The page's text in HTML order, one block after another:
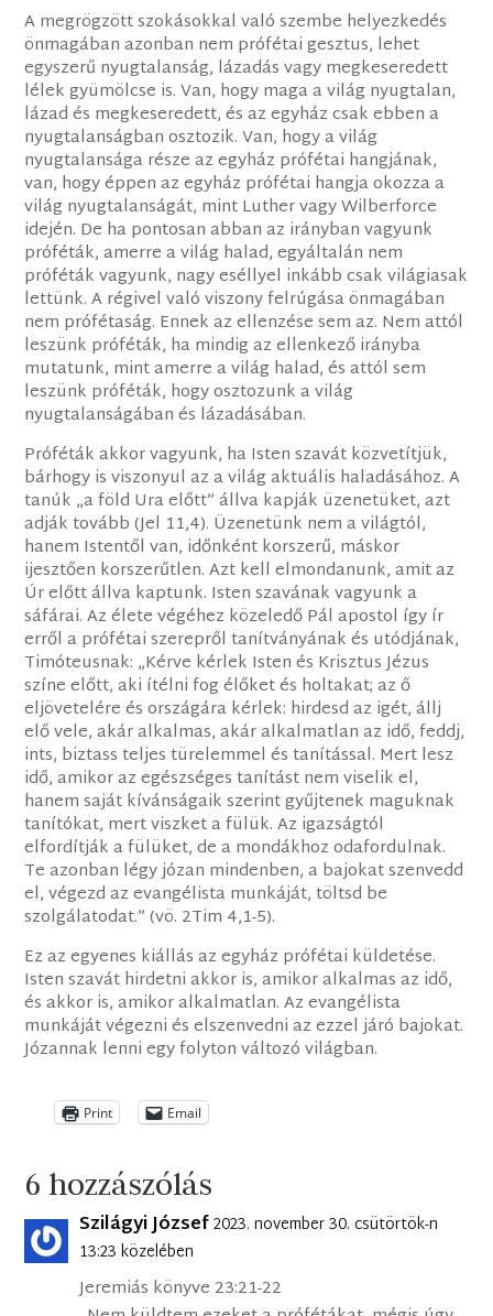
A megrögzött szokásokkal való szembe helyezkedés
önmagában azonban nem prófétai gesztus, lehet
egyszerű nyugtalanság, lázadás vagy megkeseredett
lélek gyümölcse is. Van, hogy maga a világ nyugtalan,
lázad és megkeseredett, és az egyház csak ebben a
nyugtalanságban osztozik. Van, hogy a világ
nyugtalansága része az egyház prófétai hangjának,
van, hogy éppen az egyház prófétai hangja okozza a
világ nyugtalanságát, mint Luther vagy Wilberforce
idején. De ha pontosan abban az irányban vagyunk
próféták, amerre a világ halad, egyáltalán nem
próféták vagyunk, nagy eséllyel inkább csak világiasak
lettünk. A régivel való viszony felrúgása önmagában
nem prófétaság. Ennek az ellenzése sem az. Nem attól
leszünk próféták, ha mindig az ellenkező irányba
mutatunk, mint amerre a világ halad, és attól sem
leszünk próféták, hogy osztozunk a világ
nyugtalanságában és lázadásában.
Próféták akkor vagyunk, ha Isten szavát közvetítjük,
bárhogy is viszonyul az a világ aktuális haladásához. A
tanúk „a föld Ura előtt” állva kapják üzenetüket, azt
adják tovább (Jel 11,4). Üzenetünk nem a világtól,
hanem Istentől van, időnként korszerű, máskor
ijesztően korszerűtlen. Azt kell elmondanunk, amit az
Úr előtt állva kaptunk. Isten szavának vagyunk a
sáfárai. Az élete végéhez közeledő Pál apostol így ír
erről a prófétai szerepről tanítványának és utódjának,
Timóteusnak: „Kérve kérlek Isten és Krisztus Jézus
színe előtt, aki ítélni fog élőket és holtakat; az ő
eljövetelére és országára kérlek: hirdesd az igét, állj
elő vele, akár alkalmas, akár alkalmatlan az idő, feddj,
ints, biztass teljes türelemmel és tanítással. Mert lesz
idő, amikor az egészséges tanítást nem viselik el,
hanem saját kívánságaik szerint gyűjtenek maguknak
tanítókat, mert viszket a fülük. Az igazságtól
elfordítják a fülüket, de a mondákhoz odafordulnak.
Te azonban légy józan mindenben, a bajokat szenvedd
el, végezd az evangélista munkáját, töltsd be
szolgálatodat.” (vö. 2Tim 4,1-5).
Ez az egyenes kiállás az egyház prófétai küldetése.
Isten szavát hirdetni akkor is, amikor alkalmas az idő,
és akkor is, amikor alkalmatlan. Az evangélista
munkáját végezni és elszenvedni az ezzel járó bajokat.
Józannak lenni egy folyton változó világban.
Print Email
6 hozzászólás
Szilágyi József2023. november 30. csütörtök-n
13:23 közelében
Jeremiás könyve 23:21-22